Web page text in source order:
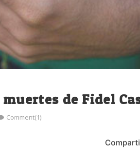
de Fidel
Comment(1)